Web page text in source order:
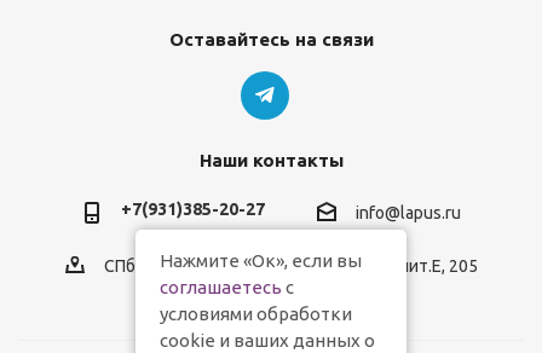
Оставайтесь на связи
Наши контакты
+7(931)385-20-27 info@lapus.ru
СПб, пр.Обуховской Обороны, д.116, лит.Е, 205
Нажмите «Ок», если вы
соглашаетесь с
условиями обработки
cookie и ваших данных о